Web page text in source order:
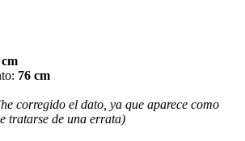
76 cm
corregido el dato, ya que aparece como
tratarse de una errata)